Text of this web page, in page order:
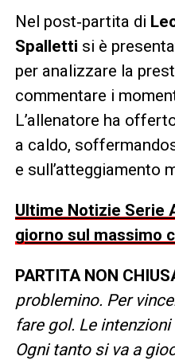
Nel post‑partita di
Spalletti si è
per analizzare la
commentare i
L’allenatore ha
a caldo,
e sull’atteggiamento
Ultime Notizie Serie
giorno sul massimo
PARTITA NON
problemino. Per
fare gol. Le
Ogni tanto si va a